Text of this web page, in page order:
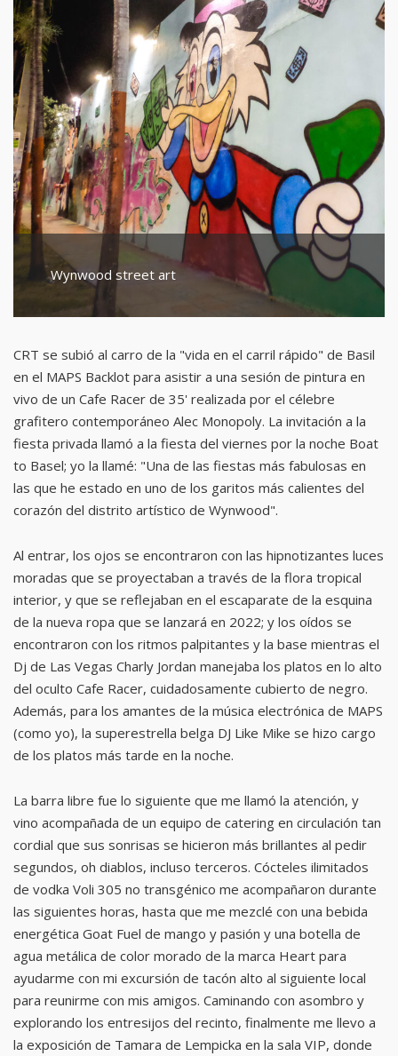
Wynwood street art
CRT se subió al carro de la "vida en el carril rápido" de Basil
en el MAPS Backlot para asistir a una sesión de pintura en
vivo de un Cafe Racer de 35' realizada por el célebre
grafitero contemporáneo Alec Monopoly. La invitación a la
fiesta privada llamó a la fiesta del viernes por la noche Boat
to Basel; yo la llamé: "Una de las fiestas más fabulosas en
las que he estado en uno de los garitos más calientes del
corazón del distrito artístico de Wynwood".
Al entrar, los ojos se encontraron con las hipnotizantes luces
moradas que se proyectaban a través de la flora tropical
interior, y que se reflejaban en el escaparate de la esquina
de la nueva ropa que se lanzará en 2022; y los oídos se
encontraron con los ritmos palpitantes y la base mientras el
Dj de Las Vegas Charly Jordan manejaba los platos en lo alto
del oculto Cafe Racer, cuidadosamente cubierto de negro.
Además, para los amantes de la música electrónica de MAPS
(como yo), la superestrella belga DJ Like Mike se hizo cargo
de los platos más tarde en la noche.
La barra libre fue lo siguiente que me llamó la atención, y
vino acompañada de un equipo de catering en circulación tan
cordial que sus sonrisas se hicieron más brillantes al pedir
segundos, oh diablos, incluso terceros. Cócteles ilimitados
de vodka Voli 305 no transgénico me acompañaron durante
las siguientes horas, hasta que me mezclé con una bebida
energética Goat Fuel de mango y pasión y una botella de
agua metálica de color morado de la marca Heart para
ayudarme con mi excursión de tacón alto al siguiente local
para reunirme con mis amigos. Caminando con asombro y
explorando los entresijos del recinto, finalmente me llevo a
la exposición de Tamara de Lempicka en la sala VIP, donde